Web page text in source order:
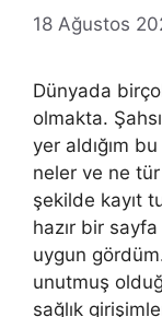
18 Ağustos
Dünyada
olmakta.
yer aldığım
neler ve ne
şekilde kayıt
hazır bir sayfa
uygun
unutmuş
sağlık